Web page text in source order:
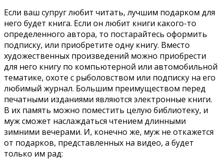
Если ваш супруг любит читать, лучшим подарком для
него будет книга. Если он любит книги какого-то
определенного автора, то постарайтесь оформить
подписку, или приобретите одну книгу. Вместо
художественных произведений можно приобрести
для него книгу по компьютерной или автомобильной
тематике, охоте с рыболовством или подписку на его
любимый журнал. Большим преимуществом перед
печатными изданиями являются электронные книги.
В их память можно поместить целую библиотеку, и
муж сможет наслаждаться чтением длинными
зимними вечерами. И, конечно же, муж не откажется
от подарков, представленных на видео, а будет
только им рад: